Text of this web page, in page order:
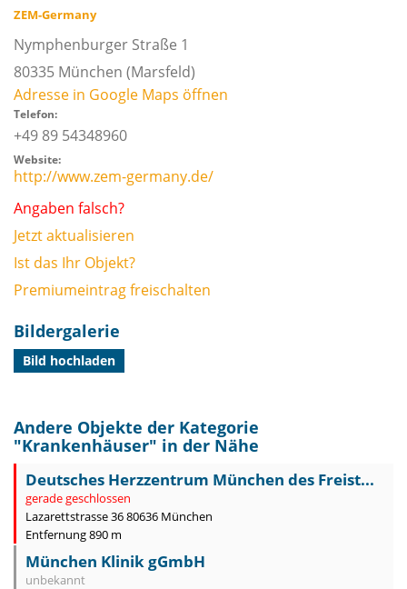
ZEM-Germany
Nymphenburger Straße 1
80335 München (Marsfeld)
Adresse in Google Maps öffnen
Telefon:
+49 89 54348960
Website:
http://www.zem-germany.de/
Angaben falsch?
Jetzt aktualisieren
Ist das Ihr Objekt?
Premiumeintrag freischalten
Bildergalerie
Bild hochladen
Andere Objekte der Kategorie
"Krankenhäuser" in der Nähe
Deutsches Herzzentrum München des Freist...
gerade geschlossen
Lazarettstrasse 36 80636 München
Entfernung 890 m
München Klinik gGmbH
unbekannt